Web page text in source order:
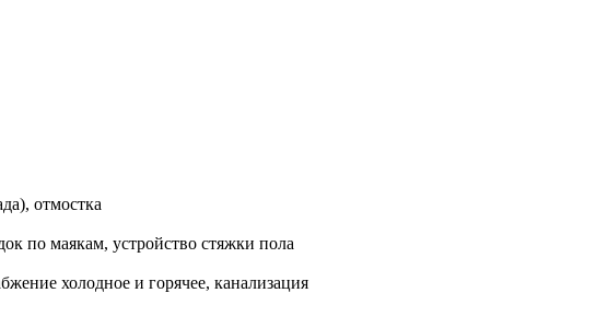
отмостка
по маякам, устройство стяжки пола
холодное и горячее, канализация